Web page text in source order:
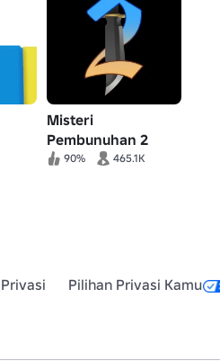
Misteri
Pembunuhan 2
90% 465.1K
Privasi
Pilihan Privasi Kamu